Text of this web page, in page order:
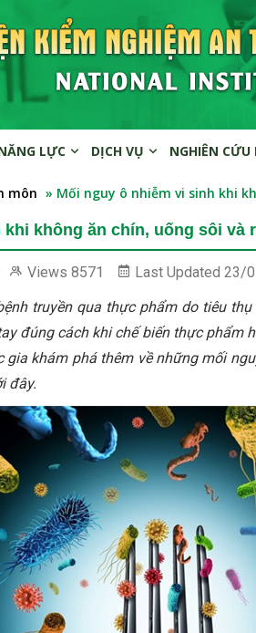
LỰC DỊCH VỤ NGHIÊN CỨU
môn » Mối nguy ô nhiễm vi sinh khi
không ăn chín, uống sôi và
Views 8571 Last Updated 23/
truyền qua thực phẩm do tiêu
đúng cách khi chế biến thực phẩm
gia khám phá thêm về những mối
đây.